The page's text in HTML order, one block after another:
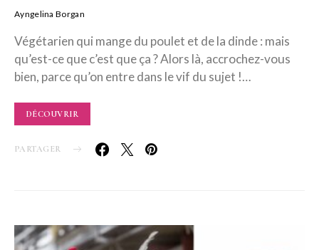
Ayngelina Borgan
Végétarien qui mange du poulet et de la dinde : mais
qu’est-ce que c’est que ça ? Alors là, accrochez-vous
bien, parce qu’on entre dans le vif du sujet !…
DÉCOUVRIR
PARTAGER